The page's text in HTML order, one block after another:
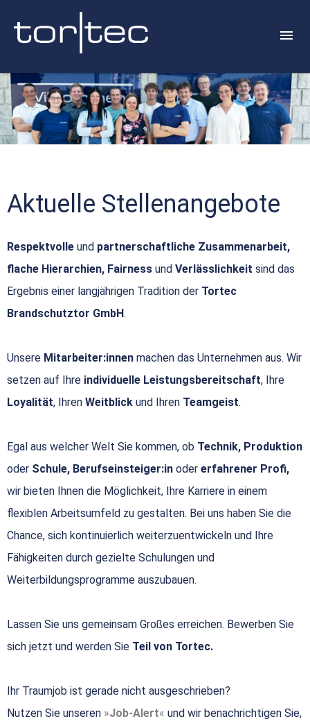
Aktuelle Stellenangebote
Respektvolle und partnerschaftliche Zusammenarbeit,
flache Hierarchien, Fairness und Verlässlichkeit sind das
Ergebnis einer langjährigen Tradition der Tortec
Brandschutztor GmbH.
Unsere Mitarbeiter:innen machen das Unternehmen aus. Wir
setzen auf Ihre individuelle Leistungsbereitschaft, Ihre
Loyalität, Ihren Weitblick und Ihren Teamgeist.
Egal aus welcher Welt Sie kommen, ob Technik, Produktion
oder Schule, Berufseinsteiger:in oder erfahrener Profi,
wir bieten Ihnen die Möglichkeit, Ihre Karriere in einem
flexiblen Arbeitsumfeld zu gestalten. Bei uns haben Sie die
Chance, sich kontinuierlich weiterzuentwickeln und Ihre
Fähigkeiten durch gezielte Schulungen und
Weiterbildungsprogramme auszubauen.
Lassen Sie uns gemeinsam Großes erreichen. Bewerben Sie
sich jetzt und werden Sie Teil von Tortec.
Ihr Traumjob ist gerade nicht ausgeschrieben?
Nutzen Sie unseren
Job-Alert
und wir benachrichtigen Sie,